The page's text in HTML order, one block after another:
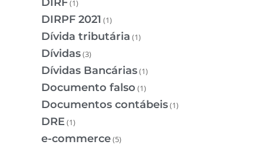
(1)
DIRPF 2021 (1)
Dívida tributária (1)
Dívidas(3)
Dívidas Bancárias(1)
Documento falso (1)
Documentos contábeis(1)
DRE(1)
e-commerce(5)